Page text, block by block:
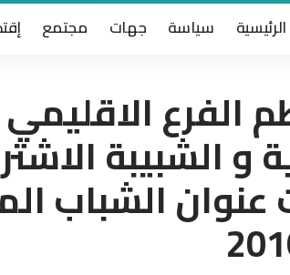
الرئيسية سياسة جهات مجتمع
الفرع
و الشبيبة
الشباب